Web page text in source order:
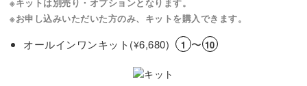
※お申し込みいただいた方のみ、キットを購入できます。
オールインワンキット(¥6,680) 1 〜 10